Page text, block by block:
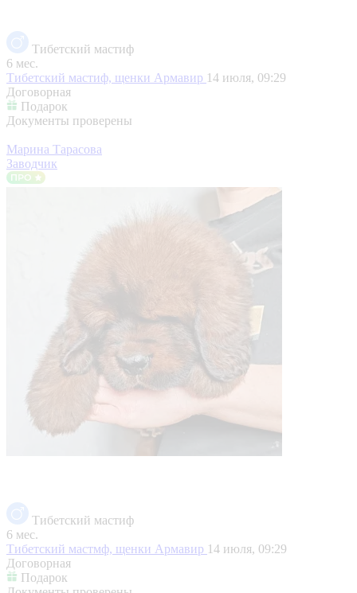
Тибетский мастиф
6 мес.
Тибетский мастиф, щенки Армавир 14 июля, 09:29
Договорная
Подарок
Документы проверены
Марина Тарасова
Заводчик
Тибетский мастиф
6 мес.
Тибетский мастмф, щенки Армавир 14 июля, 09:29
Договорная
Подарок